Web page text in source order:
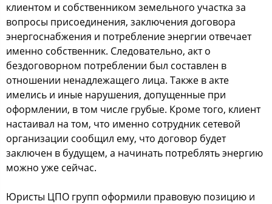
клиентом и собственником земельного участка за
вопросы присоединения, заключения договора
энергоснабжения и потребление энергии отвечает
именно собственник. Следовательно, акт о
бездоговорном потреблении был составлен в
отношении ненадлежащего лица. Также в акте
имелись и иные нарушения, допущенные при
оформлении, в том числе грубые. Кроме того, клиент
настаивал на том, что именно сотрудник сетевой
организации сообщил ему, что договор будет
заключен в будущем, а начинать потреблять энергию
можно уже сейчас.
Юристы ЦПО групп оформили правовую позицию и